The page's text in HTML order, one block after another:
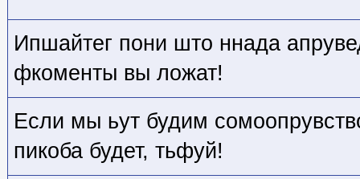
Ипшайтег пони што ннада
фкоменты вы ложат!
Если мы ьут будим
пикоба будет, тьфуй!